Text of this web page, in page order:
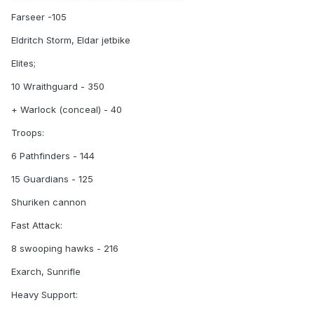
Farseer -105
Eldritch Storm, Eldar jetbike
Elites;
10 Wraithguard - 350
+ Warlock (conceal) - 40
Troops:
6 Pathfinders - 144
15 Guardians - 125
Shuriken cannon
Fast Attack:
8 swooping hawks - 216
Exarch, Sunrifle
Heavy Support: